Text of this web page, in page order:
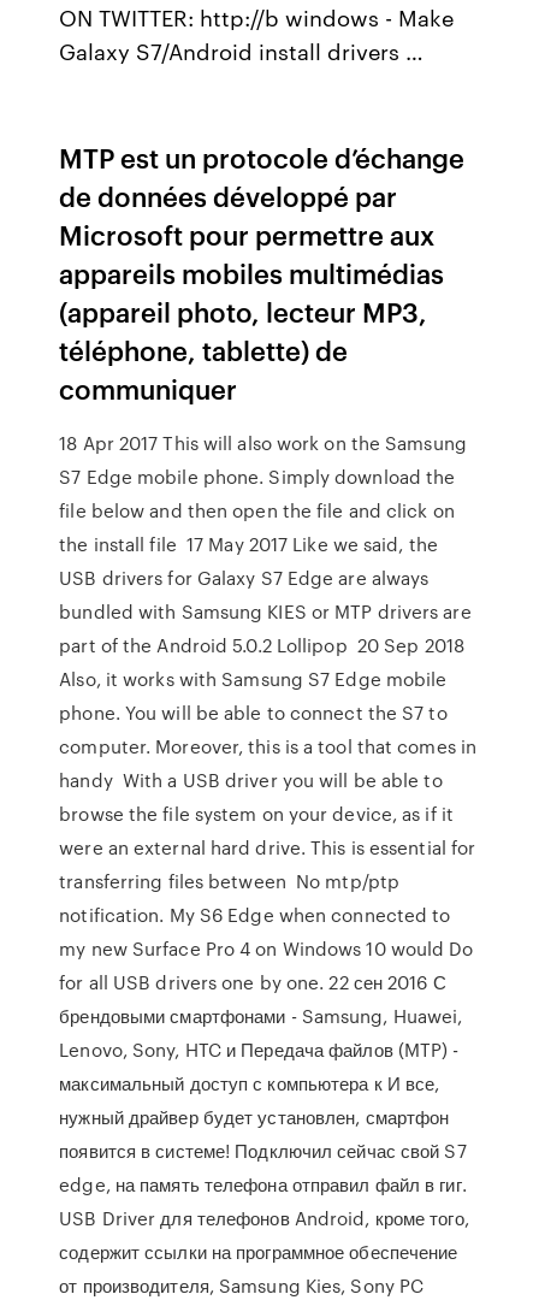
ON TWITTER: http://b windows - Make
Galaxy S7/Android install drivers …
MTP est un protocole d’échange
de données développé par
Microsoft pour permettre aux
appareils mobiles multimédias
(appareil photo, lecteur MP3,
téléphone, tablette) de
communiquer
18 Apr 2017 This will also work on the Samsung
S7 Edge mobile phone. Simply download the
file below and then open the file and click on
the install file 17 May 2017 Like we said, the
USB drivers for Galaxy S7 Edge are always
bundled with Samsung KIES or MTP drivers are
part of the Android 5.0.2 Lollipop 20 Sep 2018
Also, it works with Samsung S7 Edge mobile
phone. You will be able to connect the S7 to
computer. Moreover, this is a tool that comes in
handy With a USB driver you will be able to
browse the file system on your device, as if it
were an external hard drive. This is essential for
transferring files between No mtp/ptp
notification. My S6 Edge when connected to
my new Surface Pro 4 on Windows 10 would Do
for all USB drivers one by one. 22 сен 2016 С
брендовыми смартфонами - Samsung, Huawei,
Lenovo, Sony, HTC и Передача файлов (MTP) -
максимальный доступ с компьютера к И все,
нужный драйвер будет установлен, смартфон
появится в системе! Подключил сейчас свой S7
edge, на память телефона отправил файл в гиг.
USB Driver для телефонов Android, кроме того,
содержит ссылки на программное обеспечение
от производителя, Samsung Kies, Sony PC